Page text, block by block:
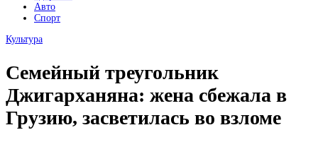
Авто
Спорт
Культура
Семейный треугольник
Джигарханяна: жена сбежала в
Грузию, засветилась во взломе